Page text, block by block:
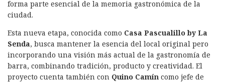
o
k
I
n
p ir
forma parte esencial de la memoria gastronómica de la
ciudad.
Esta nueva etapa, conocida como Casa Pascualillo by La
Senda, busca mantener la esencia del local original pero
incorporando una visión más actual de la gastronomía de
barra, combinando tradición, producto y creatividad. El
proyecto cuenta también con Quino Camín como jefe de